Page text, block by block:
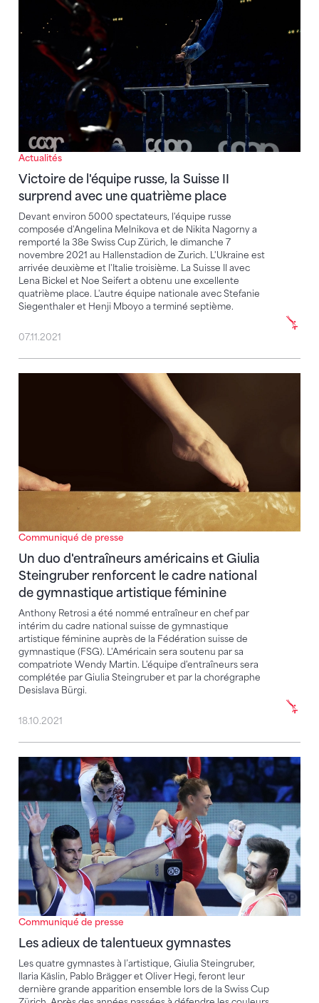
Actualités
Victoire de l'équipe russe, la Suisse II
surprend avec une quatrième place
Devant environ 5000 spectateurs, l'équipe russe
composée d'Angelina Melnikova et de Nikita Nagorny a
remporté la 38e Swiss Cup Zürich, le dimanche 7
novembre 2021 au Hallenstadion de Zurich. L'Ukraine est
arrivée deuxième et l'Italie troisième. La Suisse II avec
Lena Bickel et Noe Seifert a obtenu une excellente
quatrième place. L'autre équipe nationale avec Stefanie
Siegenthaler et Henji Mboyo a terminé septième.
07.11.2021
Communiqué de presse
Un duo d'entraîneurs américains et Giulia
Steingruber renforcent le cadre national
de gymnastique artistique féminine
Anthony Retrosi a été nommé entraîneur en chef par
intérim du cadre national suisse de gymnastique
artistique féminine auprès de la Fédération suisse de
gymnastique (FSG). L'Américain sera soutenu par sa
compatriote Wendy Martin. L'équipe d'entraîneurs sera
complétée par Giulia Steingruber et par la chorégraphe
Desislava Bürgi.
Un duo d'entraîneurs américains et Giulia
18.10.2021
Communiqué de presse
Les adieux de talentueux gymnastes
Les quatre gymnastes à l’artistique, Giulia Steingruber,
Ilaria Käslin, Pablo Brägger et Oliver Hegi, feront leur
dernière grande apparition ensemble lors de la Swiss Cup
Les adieux de talentueux gymnastes